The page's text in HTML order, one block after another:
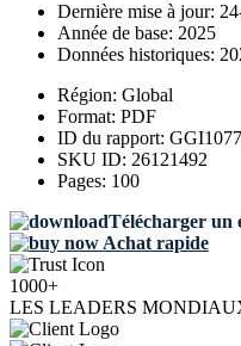
Dernière mise à jour:
Année de base: 2025
Données historiques:
Région: Global
Format: PDF
ID du rapport:
SKU ID: 26121492
Pages: 100
Télécharger un
Achat rapide
1000+
LES LEADERS